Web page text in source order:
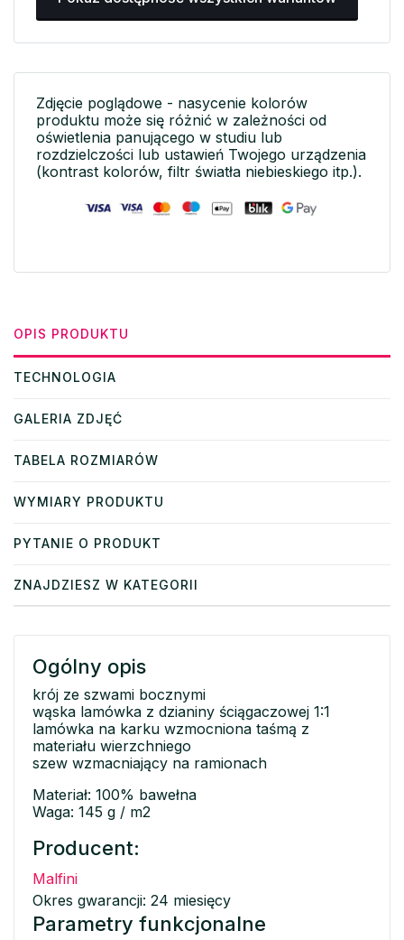
Zdjęcie poglądowe - nasycenie kolorów
produktu może się różnić w zależności od
oświetlenia panującego w studiu lub
rozdzielczości lub ustawień Twojego urządzenia
(kontrast kolorów, filtr światła niebieskiego itp.).
OPIS PRODUKTU
TECHNOLOGIA
GALERIA ZDJĘĆ
TABELA ROZMIARÓW
WYMIARY PRODUKTU
PYTANIE O PRODUKT
ZNAJDZIESZ W KATEGORII
Ogólny opis
krój ze szwami bocznymi
wąska lamówka z dzianiny ściągaczowej 1:1
lamówka na karku wzmocniona taśmą z
materiału wierzchniego
szew wzmacniający na ramionach
Materiał: 100% bawełna
Waga: 145 g / m2
Producent:
Malfini
Okres gwarancji: 24 miesięcy
Parametry funkcjonalne